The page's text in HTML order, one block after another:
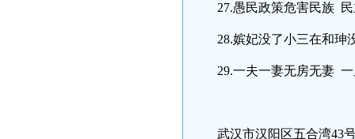
27.愚民政策危害民族
28.嫔妃没了小三在和
29.一夫一妻无房无妻
武汉市汉阳区五合湾43